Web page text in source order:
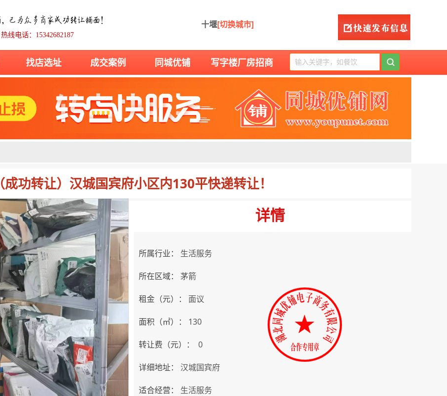
热线电话：15342682187
十堰[切换城市]
找店选址 成交案例 同城优铺 写字楼厂房招商
（成功转让）汉城国宾府小区内130平快递转让！
详情
所属行业： 生活服务
所在区域： 茅箭
租金（元）： 面议
面积（㎡）： 130
转让费（元）： 0
详细地址： 汉城国宾府
适合经营： 生活服务